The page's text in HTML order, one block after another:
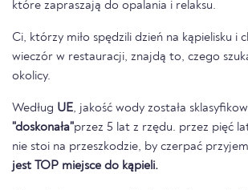
które zapraszają do opalania i relaksu.
Ci, którzy miło spędzili dzień na kąpielisku i
wieczór w restauracji, znajdą to, czego
okolicy.
Według UE, jakość wody została
"doskonała"przez 5 lat z rzędu. przez pięć lat z rzędu. Nic więc
nie stoi na przeszkodzie, by czerpać
jest TOP miejsce do kąpieli.